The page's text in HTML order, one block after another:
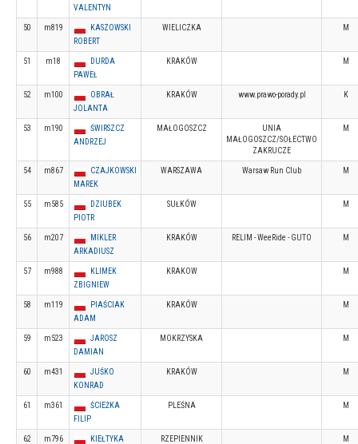
VALENTYN
50 m819
KASZOWSKI
ROBERT
WIELICZKA M
51 m18
DURDA
PAWEŁ
KRAKÓW M
52 m100
OBRAŁ
JOLANTA
KRAKÓW www.prawo-porady.pl K
53 m190
ŚWIRSZCZ
ANDRZEJ
MAŁOGOSZCZ
UNIA
MAŁOGOSZCZ/SOŁECTWO
ZAKRUCZE
M
54 m867
CZAJKOWSKI
MAREK
WARSZAWA Warsaw Run Club M
55 m585
DZIUBEK
PIOTR
SUŁKÓW M
56 m207
MIKLER
ARKADIUSZ
KRAKÓW RELIM - WeeRide - GUTO M
57 m988
KLIMEK
ZBIGNIEW
KRAKOW M
58 m119
PIAŚCIAK
ADAM
KRAKÓW M
59 m523
JAROSZ
DAMIAN
MOKRZYSKA M
60 m431
JUŚKO
KONRAD
KRAKÓW M
61 m361
ŚCIEŻKA
FILIP
PLEŚNA M
62 m796
KIEŁTYKA
RZEPIENNIK
M